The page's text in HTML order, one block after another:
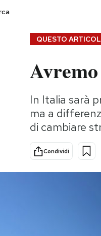
Consumismi
Storie/Idee
Ok Boomer!
Europa
QUESTO
In Italia sarà
ma a
di cambiare
Condividi